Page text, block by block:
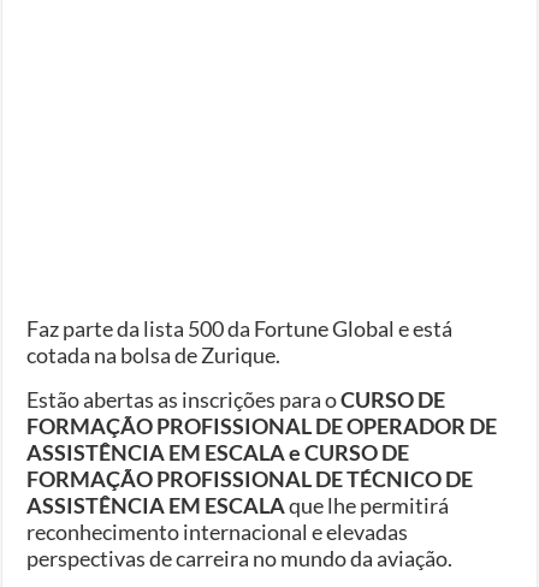
Faz parte da lista 500 da Fortune Global e está
cotada na bolsa de Zurique.
Estão abertas as inscrições para oCURSO DE
FORMAÇÃO PROFISSIONAL DE OPERADOR DE
ASSISTÊNCIA EM ESCALA e CURSO DE
FORMAÇÃO PROFISSIONAL DE TÉCNICO DE
ASSISTÊNCIA EM ESCALAque lhe permitirá
reconhecimento internacional e elevadas
perspectivas de carreira no mundo da aviação.